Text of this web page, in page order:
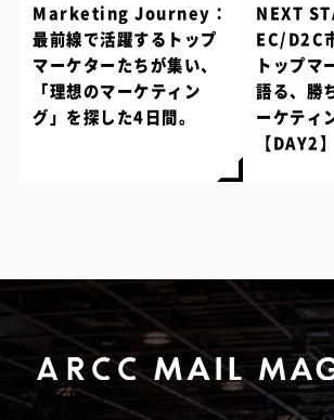
Marketing Journey：
最前線で活躍するトップ
マーケターたちが集い、
「理想のマーケティン
グ」を探した4日間。
NEXT
EC/D2C
トップマ
語る、勝
ーケティ
【DAY2】